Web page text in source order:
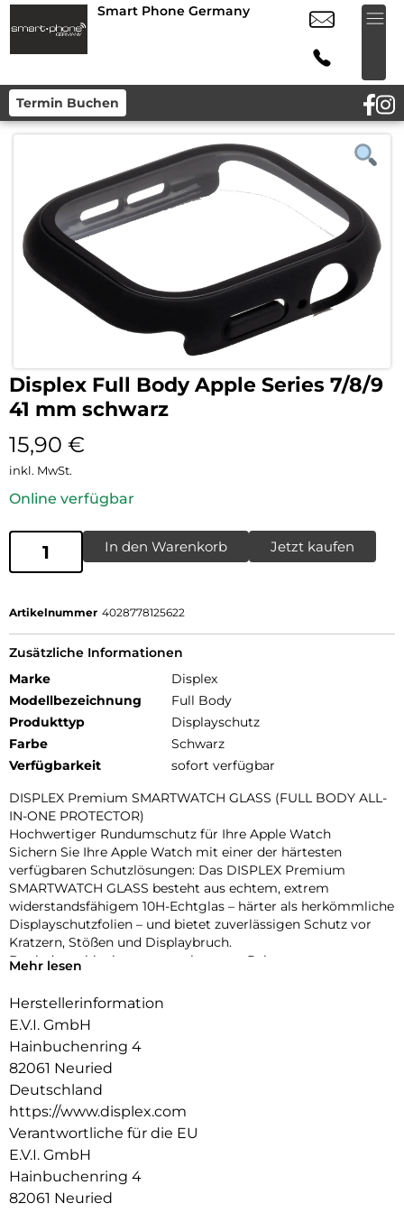
Smart Phone Germany
Termin Buchen
Displex Full Body Apple Series 7/8/9
41 mm schwarz
15,90 €
inkl. MwSt.
Online verfügbar
In den Warenkorb Jetzt kaufen
Artikelnummer 4028778125622
Zusätzliche Informationen
Marke
Displex
Modellbezeichnung
Full Body
Produkttyp
Displayschutz
Farbe
Schwarz
Verfügbarkeit
sofort verfügbar
DISPLEX Premium SMARTWATCH GLASS (FULL BODY ALL-
IN-ONE PROTECTOR)
Hochwertiger Rundumschutz für Ihre Apple Watch
Sichern Sie Ihre Apple Watch mit einer der härtesten
verfügbaren Schutzlösungen: Das DISPLEX Premium
SMARTWATCH GLASS besteht aus echtem, extrem
widerstandsfähigem 10H-Echtglas – härter als herkömmliche
Displayschutzfolien – und bietet zuverlässigen Schutz vor
Kratzern, Stößen und Displaybruch.
Dank des schlanken, matt-schwarzen Rahmens aus
sondern das gesamte Gehäuse geschützt – ohne aufzutragen
umlaufende Dichtung sorgt für eine IP68-Zertifizierung, die
die Uhr effektiv vor Wasser und Staub schützt – ideal für
sportliche Aktivitäten, Outdoor-Einsätze und den täglichen
Gebrauch.
Eine High-Tech-Anti-Fingerprint-Beschichtung reduziert
Fingerabdrücke und erleichtert die Reinigung, während die
reaktionsschnelle Touch- und Button-Bedienung vollständig
erhalten bleibt. Die Uhr lässt sich zudem komfortabel laden,
ohne den Schutz entfernen zu müssen. Dank Snap-On-
Technologie ist die Montage ebenso einfach wie die
Mehr lesen
Herstellerinformation
E.V.I. GmbH
Hainbuchenring 4
82061 Neuried
Deutschland
https://www.displex.com
Verantwortliche für die EU
E.V.I. GmbH
Hainbuchenring 4
82061 Neuried